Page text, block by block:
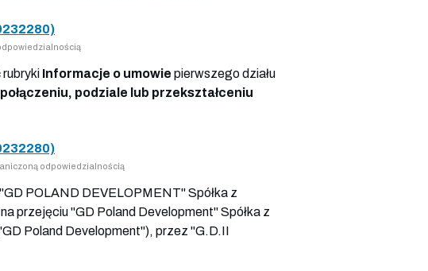
Informacje o umowie pierwszego działu
podziale lub przekształceniu
odpowiedzialnością
POLAND DEVELOPMENT" Spółka z
przejęciu "GD Poland Development" Spółka z
Poland Development"), przez "G.D.II